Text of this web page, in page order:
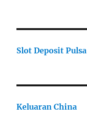
Slot Deposit Pulsa
Keluaran China